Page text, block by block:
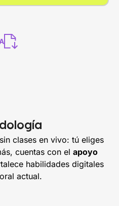
clases en vivo: tú eliges
cuentas con el apoyo
habilidades digitales
actual.